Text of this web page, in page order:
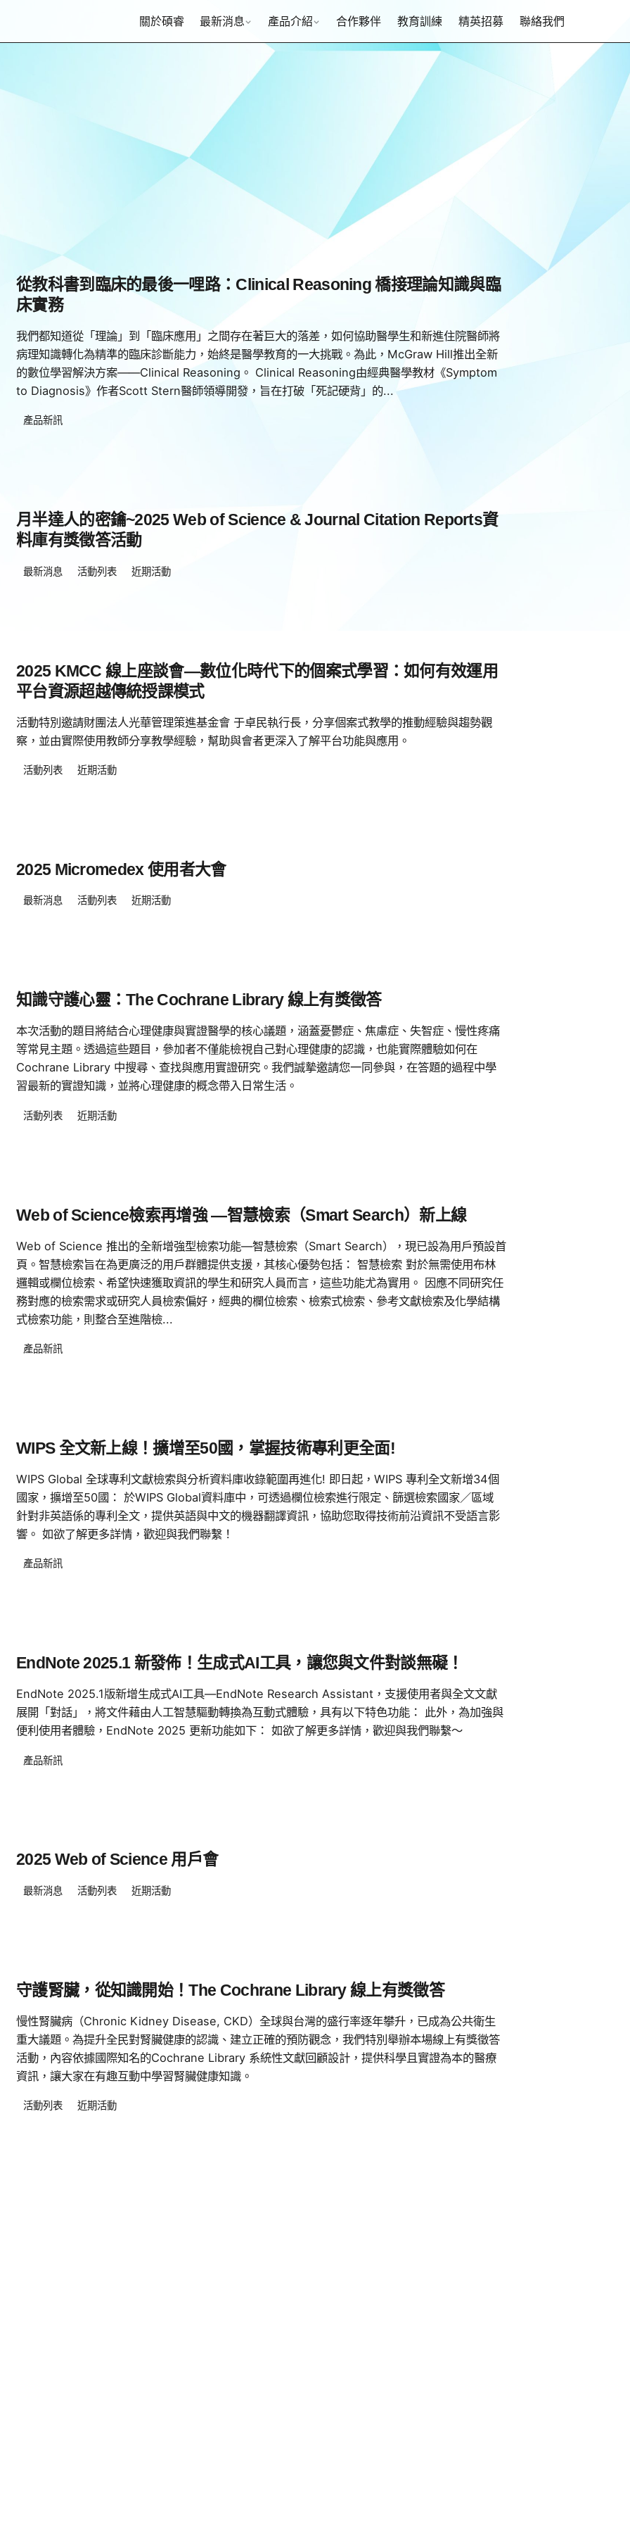
關於碩睿 最新消息 產品介紹 合作夥伴 教育訓練 精英招募 聯絡我們
從教科書到臨床的最後一哩路：Clinical Reasoning 橋接理論知識與臨
床實務
我們都知道從「理論」到「臨床應用」之間存在著巨大的落差，如何協助醫學生和新進住院醫師將
病理知識轉化為精準的臨床診斷能力，始終是醫學教育的一大挑戰。為此，McGraw Hill推出全新
的數位學習解決方案——Clinical Reasoning。 Clinical Reasoning由經典醫學教材《Symptom
to Diagnosis》作者Scott Stern醫師領導開發，旨在打破「死記硬背」的...
產品新訊
月半達人的密鑰~2025 Web of Science & Journal Citation Reports資
料庫有獎徵答活動
最新消息 活動列表 近期活動
2025 KMCC 線上座談會—數位化時代下的個案式學習：如何有效運用
平台資源超越傳統授課模式
活動特別邀請財團法人光華管理策進基金會 于卓民執行長，分享個案式教學的推動經驗與趨勢觀
察，並由實際使用教師分享教學經驗，幫助與會者更深入了解平台功能與應用。
活動列表 近期活動
2025 Micromedex 使用者大會
最新消息 活動列表 近期活動
知識守護心靈：The Cochrane Library 線上有獎徵答
本次活動的題目將結合心理健康與實證醫學的核心議題，涵蓋憂鬱症、焦慮症、失智症、慢性疼痛
等常見主題。透過這些題目，參加者不僅能檢視自己對心理健康的認識，也能實際體驗如何在
Cochrane Library 中搜尋、查找與應用實證研究。我們誠摯邀請您一同參與，在答題的過程中學
習最新的實證知識，並將心理健康的概念帶入日常生活。
活動列表 近期活動
Web of Science檢索再增強 —智慧檢索（Smart Search）新上線
Web of Science 推出的全新增強型檢索功能—智慧檢索（Smart Search），現已設為用戶預設首
頁。智慧檢索旨在為更廣泛的用戶群體提供支援，其核心優勢包括： 智慧檢索 對於無需使用布林
邏輯或欄位檢索、希望快速獲取資訊的學生和研究人員而言，這些功能尤為實用。 因應不同研究任
務對應的檢索需求或研究人員檢索偏好，經典的欄位檢索、檢索式檢索、參考文獻檢索及化學結構
式檢索功能，則整合至進階檢...
產品新訊
WIPS 全文新上線！擴增至50國，掌握技術專利更全面!
WIPS Global 全球專利文獻檢索與分析資料庫收錄範圍再進化! 即日起，WIPS 專利全文新增34個
國家，擴增至50國： 於WIPS Global資料庫中，可透過欄位檢索進行限定、篩選檢索國家／區域
針對非英語係的專利全文，提供英語與中文的機器翻譯資訊，協助您取得技術前沿資訊不受語言影
響。 如欲了解更多詳情，歡迎與我們聯繫！
產品新訊
EndNote 2025.1 新發佈！生成式AI工具，讓您與文件對談無礙！
EndNote 2025.1版新增生成式AI工具—EndNote Research Assistant，支援使用者與全文文獻
展開「對話」，將文件藉由人工智慧驅動轉換為互動式體驗，具有以下特色功能： 此外，為加強與
便利使用者體驗，EndNote 2025 更新功能如下： 如欲了解更多詳情，歡迎與我們聯繫～
產品新訊
2025 Web of Science 用戶會
最新消息 活動列表 近期活動
守護腎臟，從知識開始！The Cochrane Library 線上有獎徵答
慢性腎臟病（Chronic Kidney Disease, CKD）全球與台灣的盛行率逐年攀升，已成為公共衛生
重大議題。為提升全民對腎臟健康的認識、建立正確的預防觀念，我們特別舉辦本場線上有獎徵答
活動，內容依據國際知名的Cochrane Library 系統性文獻回顧設計，提供科學且實證為本的醫療
資訊，讓大家在有趣互動中學習腎臟健康知識。
活動列表 近期活動